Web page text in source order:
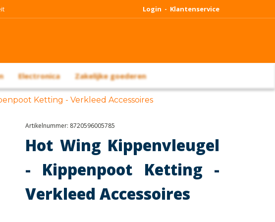
Login - Klantenservice
Electronica Zakelijke goederen
Ketting - Verkleed Accessoires
Artikelnummer: 8720596005785
Hot Wing Kippenvleugel
- Kippenpoot Ketting -
Verkleed Accessoires